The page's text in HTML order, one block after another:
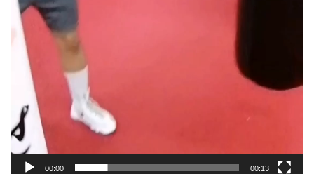
00:00 00:13